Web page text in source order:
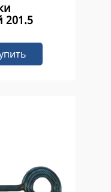
201.5